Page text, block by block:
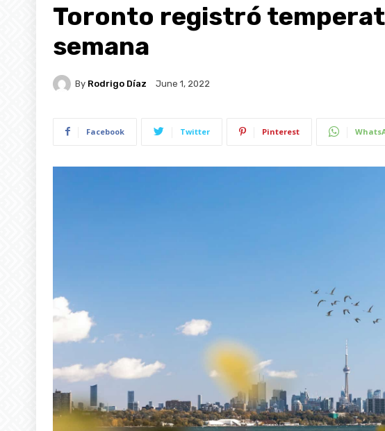
Toronto registró
semana
By Rodrigo Díaz June 1, 2022
Facebook Twitter Pinterest